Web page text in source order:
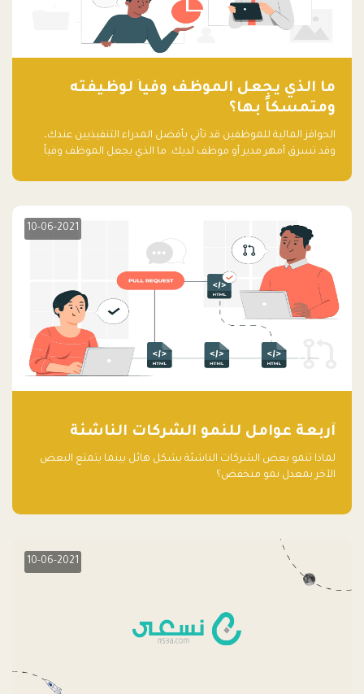
ما الذي يجعل الموظف وفياً لوظيفته
ومتمسكاً بها؟
الحوافز المالية للموظفين قد تأتي بأفضل المدراء التنفيذيين عندك،
وقد تسرق أمهر مدير أو موظف لديك. ما الذي يجعل الموظف وفياً
10-06-2021
آربعة عوامل للنمو الشركات الناشئة
لماذا تنمو بعض الشركات الناشئة بشكل هائل بينما يتمتع البعض
الآخر بمعدل نمو منخفض؟
10-06-2021